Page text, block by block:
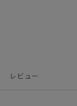
レビュー